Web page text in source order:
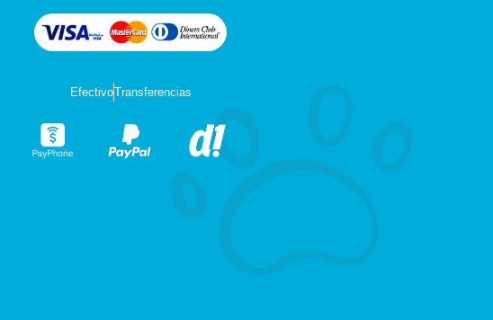
EfectivoTransferencias